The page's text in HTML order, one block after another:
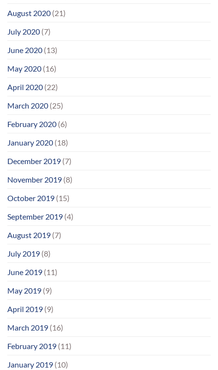
August 2020 (21)
July 2020 (7)
June 2020 (13)
May 2020 (16)
April 2020 (22)
March 2020 (25)
February 2020 (6)
January 2020 (18)
December 2019 (7)
November 2019 (8)
October 2019 (15)
September 2019 (4)
August 2019 (7)
July 2019 (8)
June 2019 (11)
May 2019 (9)
April 2019 (9)
March 2019 (16)
February 2019 (11)
January 2019 (10)